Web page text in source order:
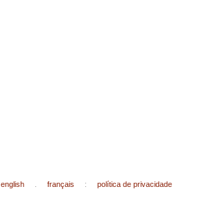
english français : política de privacidade